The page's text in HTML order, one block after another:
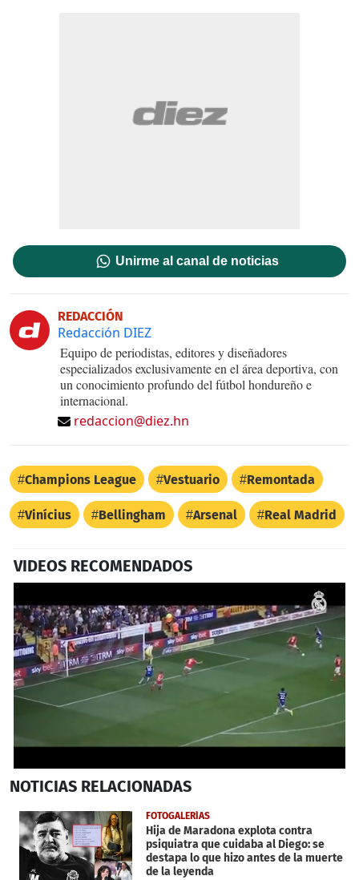
Unirme al canal de noticias
REDACCIÓN
Redacción DIEZ
Equipo de periodistas, editores y diseñadores
especializados exclusivamente en el área deportiva, con
un conocimiento profundo del fútbol hondureño e
internacional.
redaccion@diez.hn
Champions League Vestuario Remontada
Vinícius Bellingham Arsenal Real Madrid
VIDEOS RECOMENDADOS
seconds
4
minutes,
4
seconds
NOTICIAS RELACIONADAS
FOTOGALERÍAS
Hija de Maradona explota contra
psiquiatra que cuidaba al Diego: se
destapa lo que hizo antes de la muerte
de la leyenda